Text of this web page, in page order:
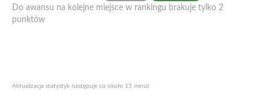
Do awansu na kolejne miejsce w rankingu brakuje tylko 2
punktów
Aktualizacja statystyk następuje co około 15 minut.